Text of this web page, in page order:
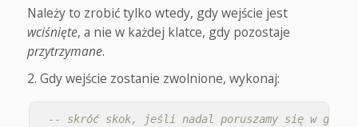
Należy to zrobić tylko wtedy, gdy wejście jest
wciśnięte, a nie w każdej klatce, gdy pozostaje
przytrzymane.
Gdy wejście zostanie zwolnione, wykonaj:
-- skróć skok, jeśli nadal poruszamy się w górę